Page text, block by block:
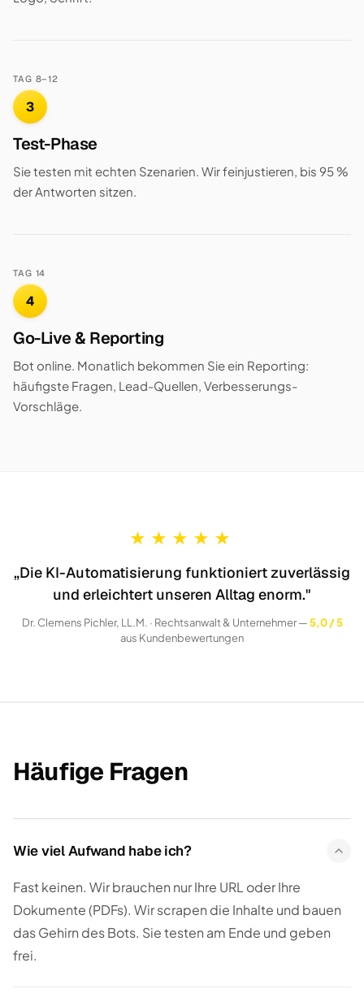
TAG 8–12
3
Test-Phase
Sie testen mit echten Szenarien. Wir feinjustieren, bis 95 %
der Antworten sitzen.
TAG 14
4
Go-Live & Reporting
Bot online. Monatlich bekommen Sie ein Reporting:
häufigste Fragen, Lead-Quellen, Verbesserungs-
Vorschläge.
★ ★ ★ ★ ★
„Die KI-Automatisierung funktioniert zuverlässig
und erleichtert unseren Alltag enorm."
Dr. Clemens Pichler, LL.M. · Rechtsanwalt & Unternehmer —5,0 / 5
aus Kundenbewertungen
Häufige Fragen
Wie viel Aufwand habe ich?
Fast keinen. Wir brauchen nur Ihre URL oder Ihre
Dokumente (PDFs). Wir scrapen die Inhalte und bauen
das Gehirn des Bots. Sie testen am Ende und geben
frei.